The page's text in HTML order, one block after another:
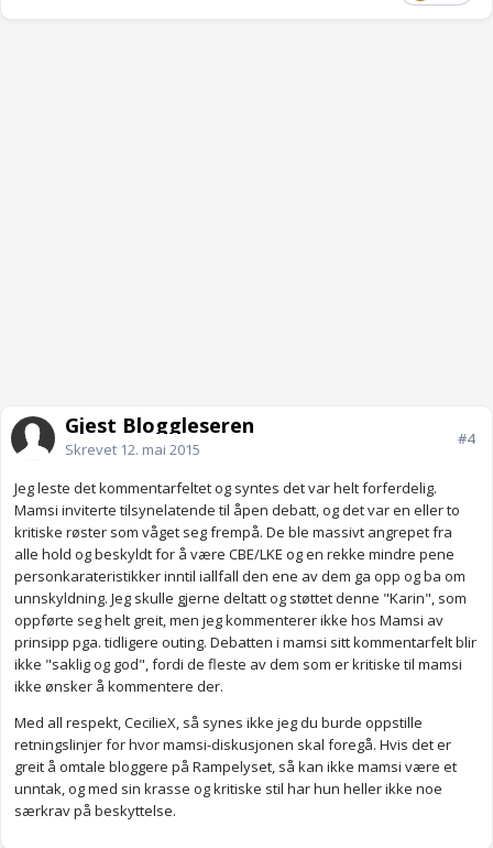
Gjest Bloggleseren
Skrevet 12. mai 2015
#4
Jeg leste det kommentarfeltet og syntes det var helt forferdelig.
Mamsi inviterte tilsynelatende til åpen debatt, og det var en eller to
kritiske røster som våget seg frempå. De ble massivt angrepet fra
alle hold og beskyldt for å være CBE/LKE og en rekke mindre pene
personkarateristikker inntil iallfall den ene av dem ga opp og ba om
unnskyldning. Jeg skulle gjerne deltatt og støttet denne "Karin", som
oppførte seg helt greit, men jeg kommenterer ikke hos Mamsi av
prinsipp pga. tidligere outing. Debatten i mamsi sitt kommentarfelt blir
ikke "saklig og god", fordi de fleste av dem som er kritiske til mamsi
ikke ønsker å kommentere der.
Med all respekt, CecilieX, så synes ikke jeg du burde oppstille
retningslinjer for hvor mamsi-diskusjonen skal foregå. Hvis det er
greit å omtale bloggere på Rampelyset, så kan ikke mamsi være et
unntak, og med sin krasse og kritiske stil har hun heller ikke noe
særkrav på beskyttelse.